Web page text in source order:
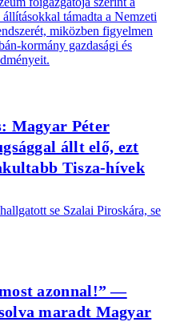
támadta a Nemzeti
miközben figyelmen
kormány gazdasági és
Magyar Péter
állt elő, ezt
Tisza-hívek
se Szalai Piroskára, se
azonnal!” —
maradt Magyar